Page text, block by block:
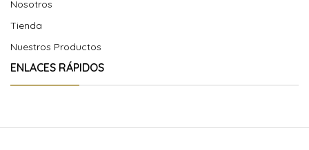
Nosotros
Tienda
Nuestros Productos
ENLACES RÁPIDOS